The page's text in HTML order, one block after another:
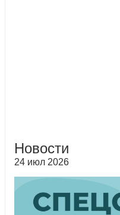
Новости
24 июл 2026